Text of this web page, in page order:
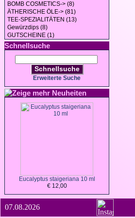
BOMB COSMETICS-> (8)
ÄTHERISCHE ÖLE-> (81)
TEE-SPEZIALITÄTEN (13)
Gewürzdips (8)
GUTSCHEINE (1)
Schnellsuche
Schnellsuche
Erweiterte Suche
Neuheiten
Eucalyptus staigeriana 10 ml
€ 12,00
07.08.2026